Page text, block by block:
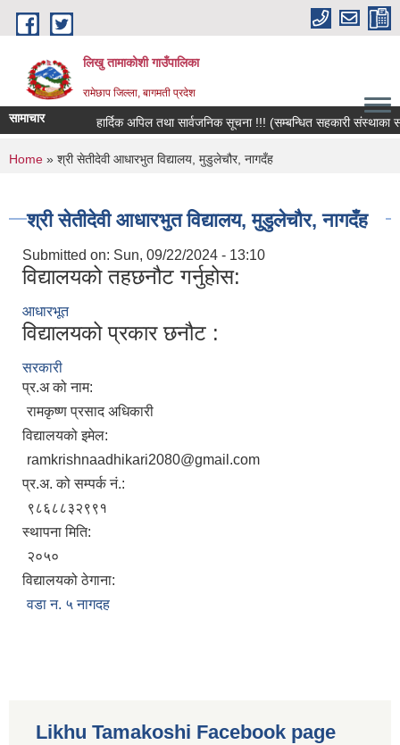
Skip to main content
लिखु तामाकोशी गाउँपालिका
रामेछाप जिल्ला, बागमती प्रदेश
सामाचार हार्दिक अपिल तथा सार्वजनिक सूचना !!! (सम्बन्धित सहकारी संस्थाका
You are here
Home » श्री सेतीदेवी आधारभुत विद्यालय, मुडुलेचौर, नागदँह
श्री सेतीदेवी आधारभुत विद्यालय, मुडुलेचौर, नागदँह
Submitted on: Sun, 09/22/2024 - 13:10
विद्यालयको तहछनौट गर्नुहोस:
आधारभूत
विद्यालयको प्रकार छनौट :
सरकारी
प्र.अ को नाम:
रामकृष्ण प्रसाद अधिकारी
विद्यालयको इमेल:
ramkrishnaadhikari2080@gmail.com
प्र.अ. को सम्पर्क नं.:
९८६८८३२९९१
स्थापना मिति:
२०५०
विद्यालयको ठेगाना:
वडा न. ५ नागदह
Likhu Tamakoshi Facebook page